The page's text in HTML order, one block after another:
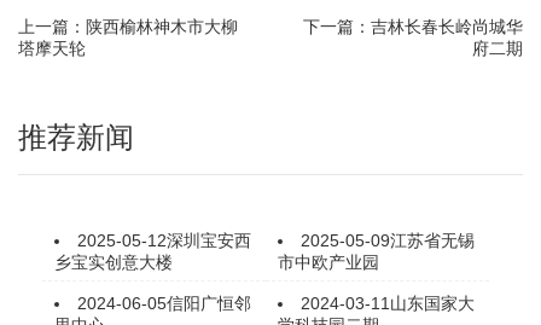
上一篇：陕西榆林神木市大柳
塔摩天轮
下一篇：吉林长春长岭尚城华
府二期
推荐新闻
2025-05-12深圳宝安西
乡宝实创意大楼
2025-05-09江苏省无锡
市中欧产业园
2024-06-05信阳广恒邻
2024-03-11山东国家大